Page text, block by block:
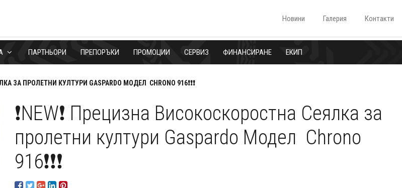
ПАРТНЬОРИ ПРЕПОРЪКИ ПРОМОЦИИ СЕРВИЗ ФИНАНСИРАНЕ ЕКИП
Новини Галерия Контакти
ЗА ПРОЛЕТНИ КУЛТУРИ GASPARDO МОДЕЛ CHRONO 916❗❗❗
❗NEW❗ Прецизна Високоскоростна Сеялка за
пролетни култури Gaspardo Модел Chrono
916❗❗❗